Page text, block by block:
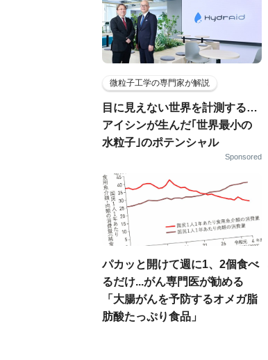
微粒子工学の専門家が解説
目に見えない世界を計測する…
アイシンが生んだ｢世界最小の
水粒子｣のポテンシャル
Sponsored
パカッと開けて週に1、2個食べ
るだけ...がん専門医が勧める
「大腸がんを予防するオメガ脂
肪酸たっぷり食品」